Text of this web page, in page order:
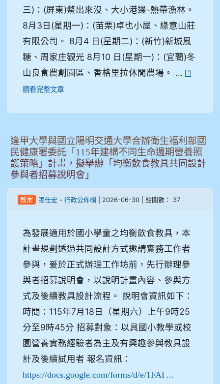
三)：(屏東)鱉出來沒、大小港邊-熱帶漁林。
8月3日(星期一)：(苗栗)卓也小屋、綠意山莊
有限公司。 8月4 日(星期二)：(新竹)新城風
糖、周家庄觀光 8月10 日(星期一)：(宜蘭)冬
山良食農創園區、香格里拉休閒農場。 ...
觀看完整文章
逢甲大學與國立陽明交通大學合辦衛生福利部國
民健康署委託「115年建構不同生命週期營養照
護策略」計畫，擬舉辦「均衡飲食教具共同設計
參與者招募說明會」
教案 張仕宏 - 行政公佈欄 | 2026-06-30 | 點閱數： 37
為發展適用於國小學童之均衡飲食教具，本
計畫規劃透過共同設計方式邀請實務工作者
參與，爰於正式辦理工作坊前，先行辦理參
與者招募說明會，以說明計畫內容、參與方
式及後續教具設計流程。 說明會資訊如下：
時間：115年7月18日（星期六）上午9時25
分至9時45分 招募對象：以具國小教學或校
園營養實務經驗者為主及有興趣參與教具設
計及後續試用者 報名資訊：
https://docs.google.com/forms/d/e/1FAI ...